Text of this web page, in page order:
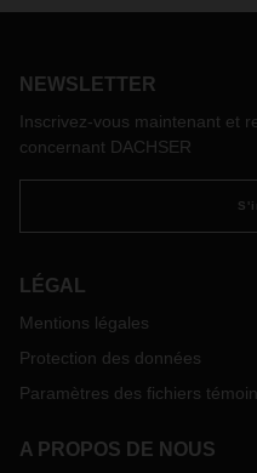
NEWSLETTER
Inscrivez-vous maintenant et
concernant DACHSER
LÉGAL
Mentions légales
Protection des données
Paramètres des fichiers
A PROPOS DE NOUS